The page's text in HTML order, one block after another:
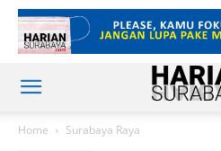
Home Surabaya Raya